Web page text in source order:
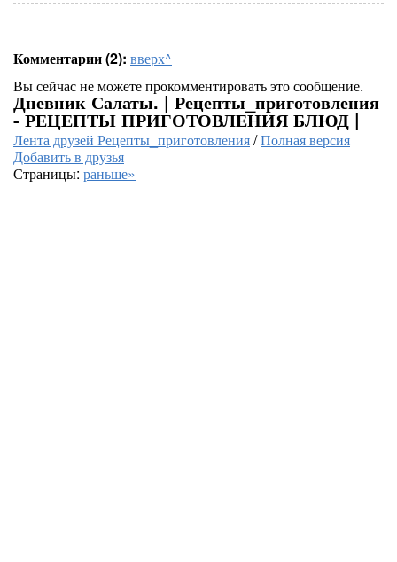
Комментарии (2): вверх^
Вы сейчас не можете прокомментировать это сообщение.
Дневник Салаты. | Рецепты_приготовления
- РЕЦЕПТЫ ПРИГОТОВЛЕНИЯ БЛЮД |
Лента друзей Рецепты_приготовления/Полная версия
Добавить в друзья
Страницы: раньше»